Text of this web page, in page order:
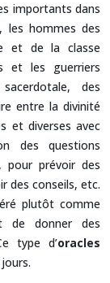
importants dans
les hommes des
et de la classe
et les guerriers
des
entre la divinité
et diverses avec
des questions
pour prévoir des
des conseils, etc.
plutôt comme
de donner des
type d’oracles